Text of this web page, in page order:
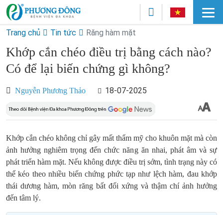
Trang chủ Tin tức Răng hàm mặt
Khớp cắn chéo điều trị bằng cách nào?
Có để lại biến chứng gì không?
Nguyễn Phương Thảo 18-07-2025
Khớp cắn chéo không chỉ gây mất thẩm mỹ cho khuôn mặt mà còn
ảnh hưởng nghiêm trọng đến chức năng ăn nhai, phát âm và sự
phát triển hàm mặt. Nếu không được điều trị sớm, tình trạng này có
thể kéo theo nhiều biến chứng phức tạp như lệch hàm, đau khớp
thái dương hàm, mòn răng bất đối xứng và thậm chí ảnh hưởng
đến tâm lý.